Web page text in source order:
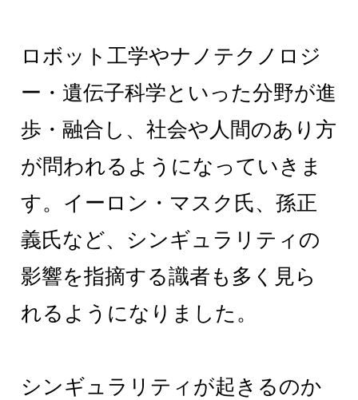
ロボット工学やナノテクノロジ
ー・遺伝子科学といった分野が進
歩・融合し、社会や人間のあり方
が問われるようになっていきま
す。イーロン・マスク氏、孫正
義氏など、シンギュラリティの
影響を指摘する識者も多く見ら
れるようになりました。
シンギュラリティが起きるのか